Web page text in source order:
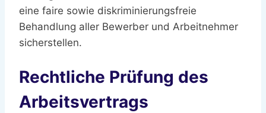
eine faire sowie diskriminierungsfreie
Behandlung aller Bewerber und Arbeitnehmer
sicherstellen.
Rechtliche Prüfung des
Arbeitsvertrags